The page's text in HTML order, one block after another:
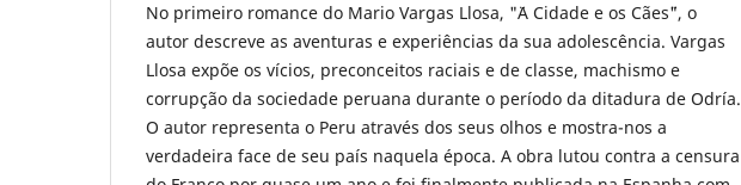
No primeiro romance do Mario Vargas Llosa, "¨A Cidade e os Cães¨", o
autor descreve as aventuras e experiências da sua adolescência. Vargas
Llosa expõe os vícios, preconceitos raciais e de classe, machismo e
corrupção da sociedade peruana durante o período da ditadura de Odría.
O autor representa o Peru através dos seus olhos e mostra-nos a
verdadeira face de seu país naquela época. A obra lutou contra a censura